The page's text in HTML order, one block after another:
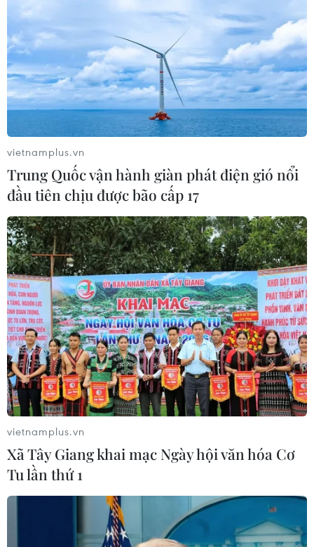
#hàn quốc #COVID-19
#Dịch bệnh
#Viêm đường hô hấp cấp
#Tử vong
Hàn Quốc
Theo dõi VietnamPlus
TIN LIÊN QUAN
vietnamplus.vn
Trung Quốc vận hành giàn phát điện gió nổi
đầu tiên chịu được bão cấp 17
vietnamplus.vn
Xã Tây Giang khai mạc Ngày hội văn hóa Cơ
Tu lần thứ 1